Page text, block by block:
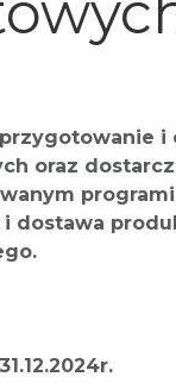
i
oraz
dostawa